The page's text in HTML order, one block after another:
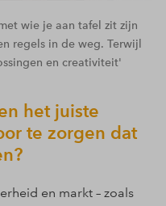
wie je aan tafel zit zijn
regels in de weg. Terwijl
en creativiteit'
het juiste
te zorgen dat
en markt – zoals